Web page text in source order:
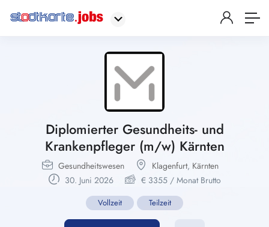
Diplomierter Gesundheits- und
Krankenpfleger (m/w) Kärnten
Gesundheitswesen Klagenfurt, Kärnten
30. Juni 2026
€ 3355/ Monat Brutto
Vollzeit Teilzeit